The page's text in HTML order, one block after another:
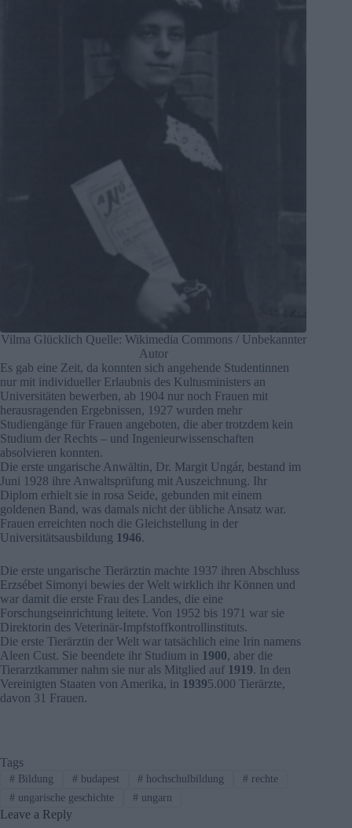
Vilma Glücklich Quelle: Wikimedia Commons / Unbekannter
Autor
Es gab eine Zeit, da konnten sich angehende Studentinnen
nur mit individueller Erlaubnis des Kultusministers an
Universitäten bewerben, ab 1904 nur noch Frauen mit
herausragenden Ergebnissen, 1927 wurden mehr
Studiengänge für Frauen angeboten, die aber trotzdem kein
Studium der Rechts – und Ingenieurwissenschaften
absolvieren konnten.
Die erste ungarische Anwältin, Dr. Margit Ungár, bestand im
Juni 1928 ihre Anwaltsprüfung mit Auszeichnung. Ihr
Diplom erhielt sie in rosa Seide, gebunden mit einem
goldenen Band, was damals nicht der übliche Ansatz war.
Frauen erreichten noch die Gleichstellung in der
Universitätsausbildung 1946.
Die erste ungarische Tierärztin machte 1937 ihren Abschluss
Erzsébet Simonyi bewies der Welt wirklich ihr Können und
war damit die erste Frau des Landes, die eine
Forschungseinrichtung leitete. Von 1952 bis 1971 war sie
Direktorin des Veterinär-Impfstoffkontrollinstituts.
Die erste Tierärztin der Welt war tatsächlich eine Irin namens
Aleen Cust. Sie beendete ihr Studium in 1900, aber die
Tierarztkammer nahm sie nur als Mitglied auf 1919. In den
Vereinigten Staaten von Amerika, in 19395.000 Tierärzte,
davon 31 Frauen.
Tags
#Bildung #budapest # hochschulbildung # rechte
#ungarische geschichte #ungarn
Leave a Reply